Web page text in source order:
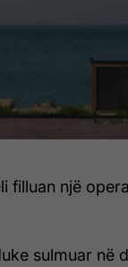
filluan një
sulmuar në